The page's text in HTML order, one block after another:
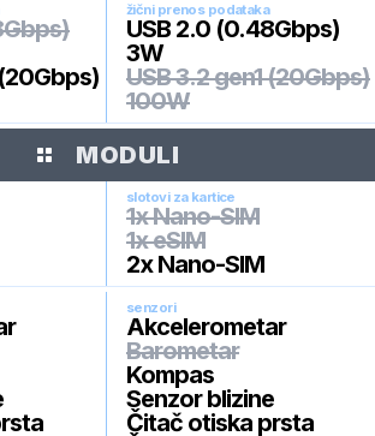
žični prenos podataka
USB 2.0 (0.48Gbps)
3W
USB 3.2 gen1 (20Gbps)
100W
MODULI
slotovi za kartice
1x Nano-SIM
1x eSIM
2x Nano-SIM
senzori
Akcelerometar
Barometar
Kompas
Senzor blizine
Čitač otiska prsta